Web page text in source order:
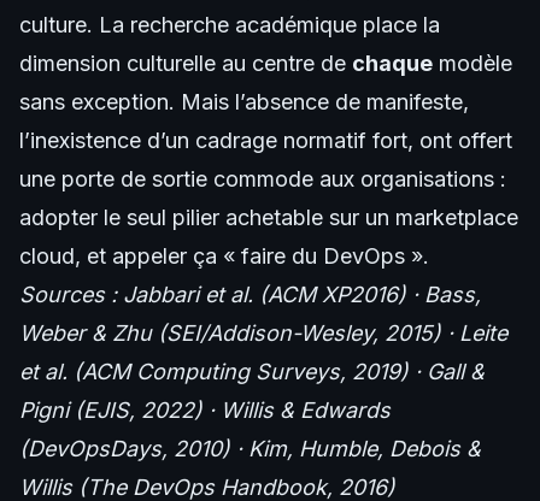
culture. La recherche académique place la
dimension culturelle au centre de chaque modèle
sans exception. Mais l’absence de manifeste,
l’inexistence d’un cadrage normatif fort, ont offert
une porte de sortie commode aux organisations :
adopter le seul pilier achetable sur un marketplace
cloud, et appeler ça « faire du DevOps ».
Sources : Jabbari et al. (ACM XP2016) · Bass,
Weber & Zhu (SEI/Addison-Wesley, 2015) · Leite
et al. (ACM Computing Surveys, 2019) · Gall &
Pigni (EJIS, 2022) · Willis & Edwards
(DevOpsDays, 2010) · Kim, Humble, Debois &
Willis (The DevOps Handbook, 2016)